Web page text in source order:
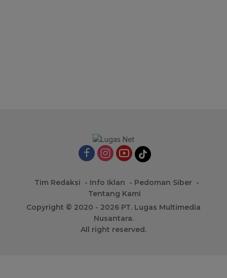
Tim Redaksi Info Iklan
Pedoman Siber
Tentang Kami
Copyright © 2020 - 2026 PT. Lugas Multimedia
Nusantara.
All right reserved.